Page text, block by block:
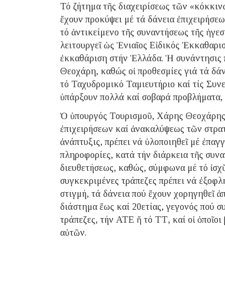
Τό ζήτημα τῆς διαχειρίσεως τῶν
ἔχουν προκύψει μέ τά δάνεια
τό ἀντικείμενο τῆς συναντήσεως τῆς
λειτουργεῖ ὡς Ἑνιαῖος Εἰδικός
ἐκκαθάριση στήν Ἑλλάδα. Ἡ συνάντησις
Θεοχάρη, καθώς οἱ προθεσμίες γιά τά
τό Ταχυδρομικό Ταμιευτήριο καί τίς
ὑπάρξουν πολλά καί σοβαρά προβλήματα,
Ὁ ὑπουργός Τουρισμοῦ, Χάρης
ἐπιχειρήσεων καί ἀνακαλύψεως τῶν
ἀνάπτυξις, πρέπει νά ὑλοποιηθεῖ μέ
πληροφορίες, κατά τήν διάρκεια τῆς
διευθετήσεως, καθώς, σύμφωνα μέ τό
συγκεκριμένες τράπεζες πρέπει νά
στιγμή, τά δάνεια πού ἔχουν χορηγηθεῖ
διάστημα ἕως καί 20ετίας, γεγονός πού
τράπεζες, τήν ΑΤΕ ἤ τό ΤΤ, καί οἱ
αὐτῶν.